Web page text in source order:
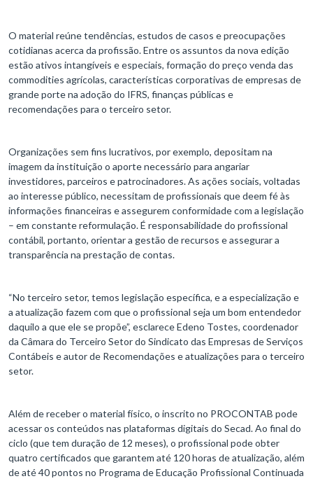
O material reúne tendências, estudos de casos e preocupações
cotidianas acerca da profissão. Entre os assuntos da nova edição
estão ativos intangíveis e especiais, formação do preço venda das
commodities agrícolas, características corporativas de empresas de
grande porte na adoção do IFRS, finanças públicas e
recomendações para o terceiro setor.
Organizações sem fins lucrativos, por exemplo, depositam na
imagem da instituição o aporte necessário para angariar
investidores, parceiros e patrocinadores. As ações sociais, voltadas
ao interesse público, necessitam de profissionais que deem fé às
informações financeiras e assegurem conformidade com a legislação
– em constante reformulação. É responsabilidade do profissional
contábil, portanto, orientar a gestão de recursos e assegurar a
transparência na prestação de contas.
“No terceiro setor, temos legislação específica, e a especialização e
a atualização fazem com que o profissional seja um bom entendedor
daquilo a que ele se propõe”, esclarece Edeno Tostes, coordenador
da Câmara do Terceiro Setor do Sindicato das Empresas de Serviços
Contábeis e autor de Recomendações e atualizações para o terceiro
setor.
Além de receber o material físico, o inscrito no PROCONTAB pode
acessar os conteúdos nas plataformas digitais do Secad. Ao final do
ciclo (que tem duração de 12 meses), o profissional pode obter
quatro certificados que garantem até 120 horas de atualização, além
de até 40 pontos no Programa de Educação Profissional Continuada